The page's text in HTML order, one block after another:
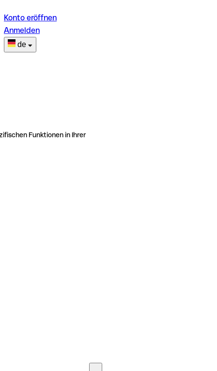
Konto eröffnen
Anmelden
de
Funktionen in Ihrer